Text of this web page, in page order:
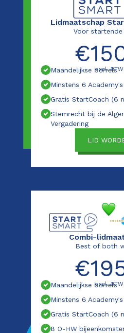
Lidmaatschap
Voor startende
excl. BTW
Maandelijkse borrels
Minstens 6
Gratis StartCoach (6
Stemrecht bij de
Vergadering
LID
Combi-
Best of both
excl. BTW
Maandelijkse borrels
Minstens 6
Gratis StartCoach (6
8 O-HW